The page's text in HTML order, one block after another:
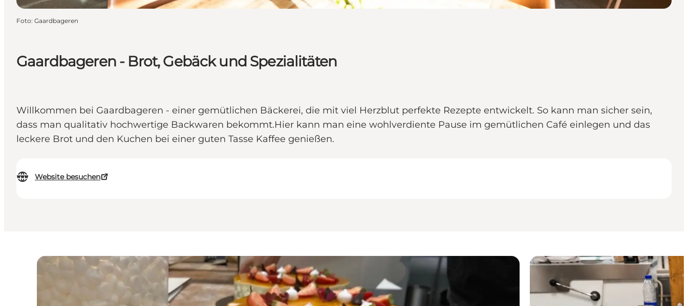
Gaardbageren - Brot, Gebäck und Spezialitäten
Willkommen bei Gaardbageren - einer gemütlichen Bäckerei, die mit viel Herzblut perfekte Rezepte entwickelt. So kann man sicher sein,
dass man qualitativ hochwertige Backwaren bekommt.Hier kann man eine wohlverdiente Pause im gemütlichen Café einlegen und das
leckere Brot und den Kuchen bei einer guten Tasse Kaffee genießen.
Website besuchen
Foto: Gaardbageren